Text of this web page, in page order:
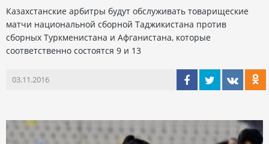
Казахстанские арбитры будут обслуживать товарищеские
матчи национальной сборной Таджикистана против
сборных Туркменистана и Афганистана, которые
соответственно состоятся 9 и 13
03.11.2016